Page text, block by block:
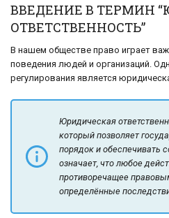
ВВЕДЕНИЕ В ТЕРМИН
ОТВЕТСТВЕННОСТЬ”
В нашем обществе право играет
поведения людей и организаций.
регулирования является
Юридическая
который позволяет
порядок и обеспечивать
означает, что любое
противоречащее
определённые